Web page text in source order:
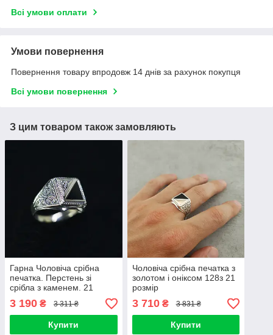
Всі умови оплати
Умови повернення
Повернення товару впродовж 14 днів за рахунок покупця
Всі умови повернення
З цим товаром також замовляють
Гарна Чоловіча срібна
печатка. Перстень зі
срібла з каменем. 21
3 190 ₴ 3 311 ₴
Купити
Чоловіча срібна печатка з
золотом і оніксом 128з 21
розмір
3 710₴ 3 831 ₴
Купити